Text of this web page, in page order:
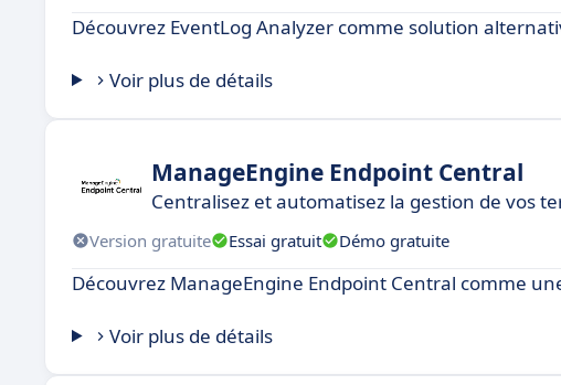
Découvrez EventLog Analyzer comme solution
Voir plus de détails
ManageEngine Endpoint Central
Centralisez et automatisez la gestion de vos
Version gratuite Essai gratuit Démo gratuite
Découvrez ManageEngine Endpoint Central comme
Voir plus de détails